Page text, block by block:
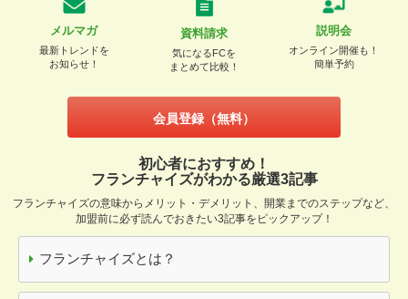
メルマガ
最新トレンドを
お知らせ！
資料請求
気になるFCを
まとめて比較！
説明会
オンライン開催も！
簡単予約
会員登録（無料）
初心者におすすめ！
フランチャイズがわかる厳選3記事
フランチャイズの意味からメリット・デメリット、開業までのステップなど、
加盟前に必ず読んでおきたい3記事をピックアップ！
フランチャイズとは？